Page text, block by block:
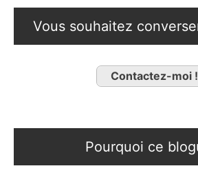
Vous souhaitez
Contactez-moi !
Pourquoi ce